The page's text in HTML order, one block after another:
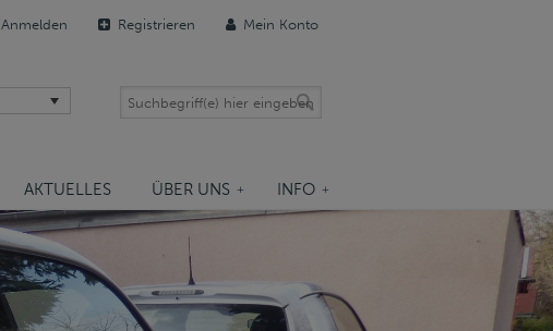
Anmelden Registrieren Mein Konto
AKTUELLES ÜBER UNS INFO